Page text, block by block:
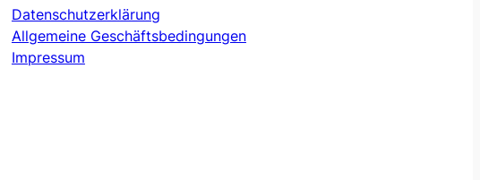
Datenschutzerklärung
Allgemeine Geschäftsbedingungen
Impressum